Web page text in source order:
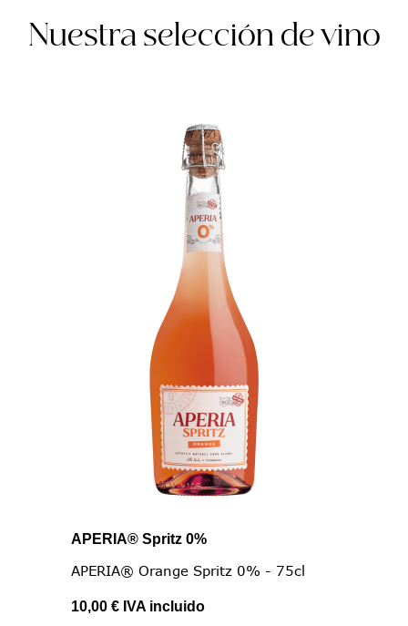
Nuestra selección de vino
APERIA® Spritz 0%
APERIA® Orange Spritz 0% - 75cl
10,00 € IVA incluido